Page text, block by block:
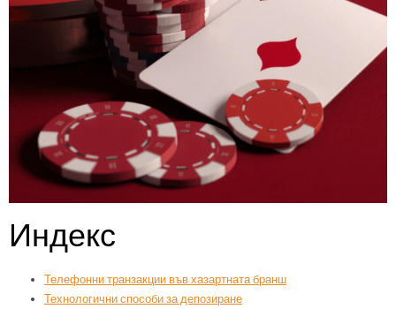
Индекс
Телефонни транзакции във хазартната бранш
Технологични способи за депозиране